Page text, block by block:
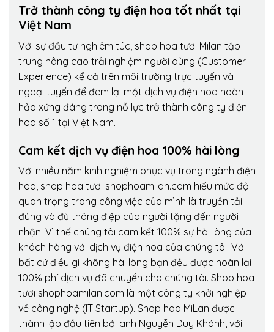
Trở thành công ty điện hoa tốt nhất tại
Việt Nam
Với sự đầu tư nghiêm túc, shop hoa tươi Milan tập
trung nâng cao trải nghiệm người dùng (Customer
Experience) kể cả trên môi trường trực tuyến và
ngoại tuyến để đem lại một dịch vụ điện hoa hoàn
hảo xứng đáng trong nỗ lực trở thành công ty điện
hoa số 1 tại Việt Nam.
Cam kết dịch vụ điện hoa 100% hài lòng
Với nhiều năm kinh nghiệm phục vụ trong ngành điện
hoa, shop hoa tươi shophoamilan.com hiểu mức độ
quan trọng trong công việc của mình là truyền tải
đúng và đủ thông điệp của người tặng đến người
nhận. Vì thế chúng tôi cam kết 100% sự hài lòng của
khách hàng với dịch vụ điện hoa của chúng tôi. Với
bất cứ điều gì không hài lòng bạn đều được hoàn lại
100% phí dịch vụ đã chuyển cho chúng tôi. Shop hoa
tươi shophoamilan.com là một công ty khởi nghiệp
về công nghệ (IT Startup). Shop hoa MiLan được
thành lập đầu tiên bởi anh Nguyễn Duy Khánh, với